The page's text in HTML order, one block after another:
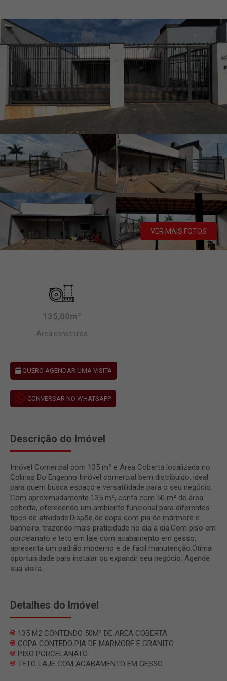
VER MAIS FOTOS
135,00m²
Área construída
QUERO AGENDAR UMA VISITA
CONVERSAR NO WHATSAPP
Descrição do Imóvel
Imóvel Comercial com 135 m² e Área Coberta localizada no
Colinas Do Engenho Imóvel comercial bem distribuído, ideal
para quem busca espaço e versatilidade para o seu negócio.
Com aproximadamente 135 m², conta com 50 m² de área
coberta, oferecendo um ambiente funcional para diferentes
tipos de atividade.Dispõe de copa com pia de mármore e
banheiro, trazendo mais praticidade no dia a dia.Com piso em
porcelanato e teto em laje com acabamento em gesso,
apresenta um padrão moderno e de fácil manutenção.Ótima
oportunidade para instalar ou expandir seu negócio. Agende
sua visita.
Detalhes do Imóvel
135 M2 CONTENDO 50M² DE AREA COBERTA
COPA CONTEDO PIA DE MARMORE E GRANITO
PISO PORCELANATO
TETO LAJE COM ACABAMENTO EM GESSO